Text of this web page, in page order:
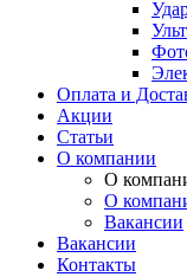
Оплата и
Акции
Статьи
О компании
О
О
Вакансии
Вакансии
Контакты